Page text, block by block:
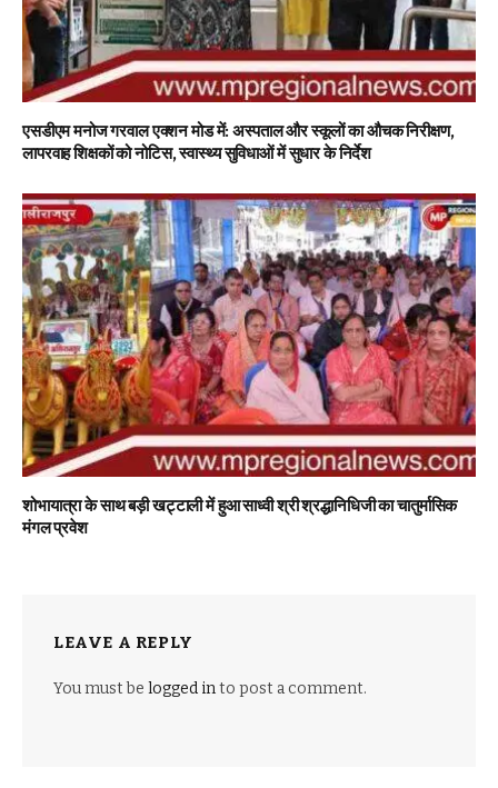
एसडीएम मनोज गरवाल एक्शन मोड में: अस्पताल और स्कूलों का औचक निरीक्षण,
लापरवाह शिक्षकों को नोटिस, स्वास्थ्य सुविधाओं में सुधार के निर्देश
शोभायात्रा के साथ बड़ी खट्टाली में हुआ साध्वी श्री श्रद्धानिधिजी का चातुर्मासिक
मंगल प्रवेश
LEAVE A REPLY
You must be logged into post a comment.